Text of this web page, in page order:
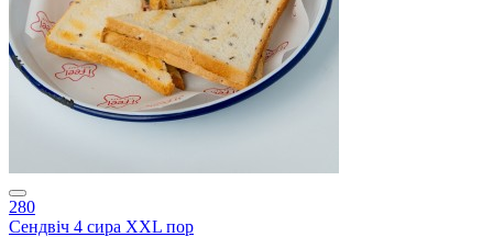
280
Сендвіч 4 сира XXL пор